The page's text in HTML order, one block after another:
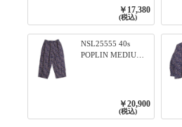
￥17,380
(税込)
NSL25555 40s
POPLIN MEDIUM
￥20,900
(税込)